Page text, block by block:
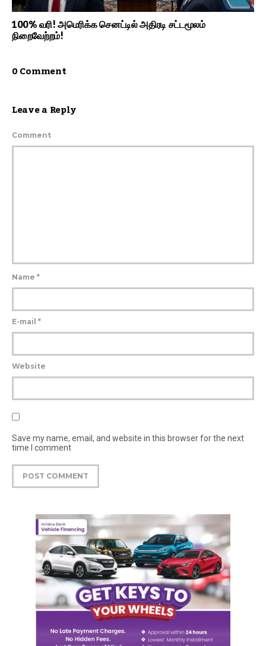
100% வரி! அமெரிக்க செனட்டில் அதிரடி சட்டமூலம்
நிறைவேற்றம்!
0 Comment
Leave a Reply
Comment
Name *
E-mail *
Website
Save my name, email, and website in this browser for the next
time I comment